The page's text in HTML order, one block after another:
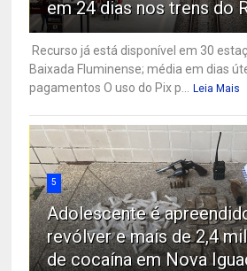
em 24 dias nos trens do
Recurso já está disponível em 30
Baixada Fluminense; média em dias
pagamentos O uso do Pix p...
Leia Mais
5
Adolescente é
revólver e mais de 2,4
de cocaína em Nova